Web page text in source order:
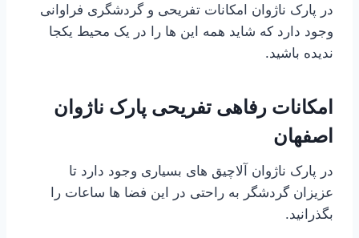
در پارک ناژوان امکانات تفریحی و گردشگری فراوانی
وجود دارد که شاید همه این ها را در یک محیط یکجا
ندیده باشید.
امکانات رفاهی تفریحی پارک ناژوان
اصفهان
در پارک ناژوان آلاچیق های بسیاری وجود دارد تا
عزیزان گردشگر به راحتی در این فضا ها ساعات را
بگذرانید.